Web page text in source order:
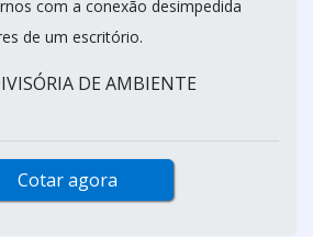
com a conexão desimpedida
de um escritório.
DE AMBIENTE
Cotar agora